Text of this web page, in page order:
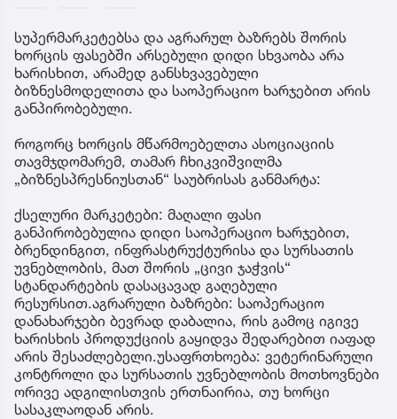
სუპერმარკეტებსა და აგრარულ ბაზრებს შორის
ხორცის ფასებში არსებული დიდი სხვაობა არა
ხარისხით, არამედ განსხვავებული
ბიზნესმოდელითა და საოპერაციო ხარჯებით არის
განპირობებული.
როგორც ხორცის მწარმოებელთა ასოციაციის
თავმჯდომარემ, თამარ ჩხიკვიშვილმა
„ბიზნესპრესნიუსთან“ საუბრისას განმარტა:
ქსელური მარკეტები: მაღალი ფასი
განპირობებულია დიდი საოპერაციო ხარჯებით,
ბრენდინგით, ინფრასტრუქტურისა და სურსათის
უვნებლობის, მათ შორის „ცივი ჯაჭვის“
სტანდარტების დასაცავად გაღებული
რესურსით.აგრარული ბაზრები: საოპერაციო
დანახარჯები ბევრად დაბალია, რის გამოც იგივე
ხარისხის პროდუქციის გაყიდვა შედარებით იაფად
არის შესაძლებელი.უსაფრთხოება: ვეტერინარული
კონტროლი და სურსათის უვნებლობის მოთხოვნები
ორივე ადგილისთვის ერთნაირია, თუ ხორცი
სასაკლაოდან არის.